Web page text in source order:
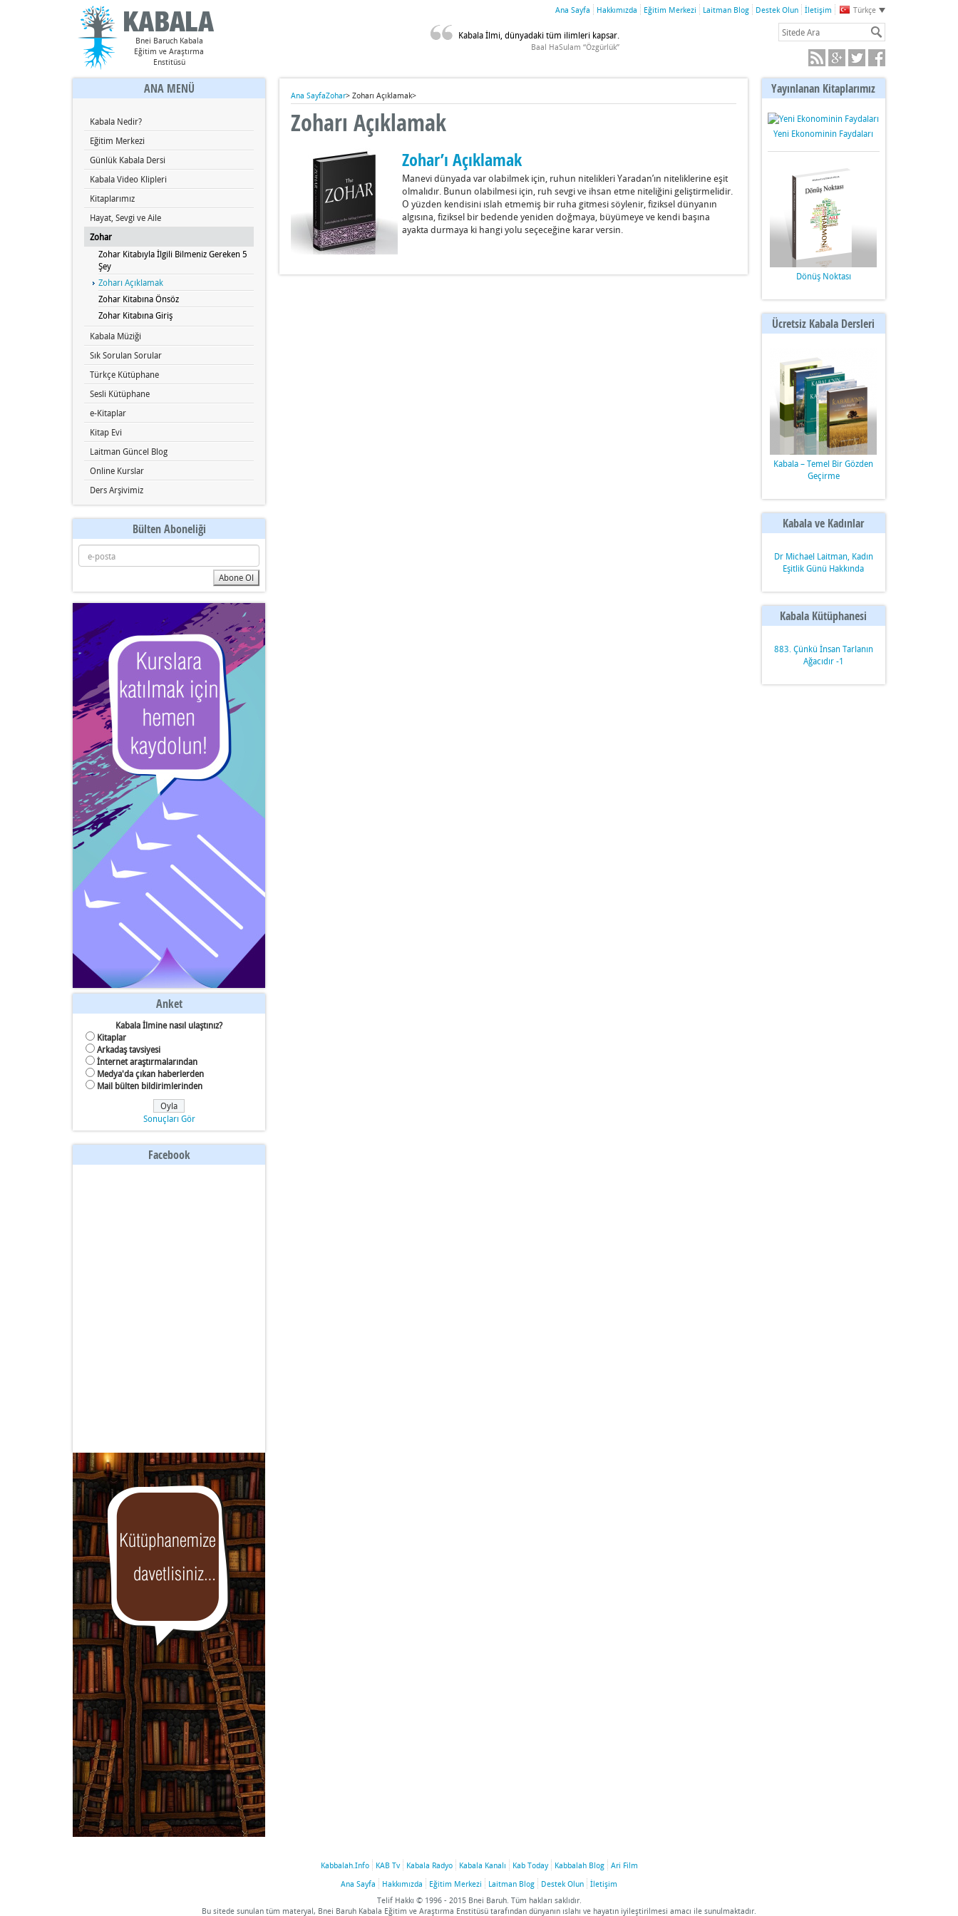
Bnei Baruch Kabala
Eğitim ve Araştırma
Enstitüsü
Türkçe
Ana Sayfa Hakkımızda Eğitim Merkezi Laitman Blog Destek Olun İletişim
Kabala İlmi, dünyadaki tüm ilimleri kapsar.
Baal HaSulam “Özgürlük”
ANA MENÜ
Kabala Nedir?
Eğitim Merkezi
Günlük Kabala Dersi
Kabala Video Klipleri
Kitaplarımız
Hayat, Sevgi ve Aile
Zohar
Zohar Kitabıyla İlgili Bilmeniz Gereken 5
Şey
Zoharı Açıklamak
Zohar Kitabına Önsöz
Zohar Kitabına Giriş
Kabala Müziği
Sık Sorulan Sorular
Türkçe Kütüphane
Sesli Kütüphane
e-Kitaplar
Kitap Evi
Laitman Güncel Blog
Online Kurslar
Ders Arşivimiz
Bülten Aboneliği
e-
posta
Anket
Kabala İlmine nasıl ulaştınız?
Kitaplar
Arkadaş tavsiyesi
İnternet araştırmalarından
Medya'da çıkan haberlerden
Mail bülten bildirimlerinden
Sonuçları Gör
Facebook
Ana Sayfa >
Zohar> Zoharı Açıklamak
Zoharı Açıklamak
Zohar’ı Açıklamak
Manevi dünyada var olabilmek için, ruhun nitelikleri Yaradan’ın niteliklerine eşit
olmalıdır. Bunun olabilmesi için, ruh sevgi ve ihsan etme niteliğini geliştirmelidir.
O yüzden kendisini ıslah etmemiş bir ruha gitmesi söylenir, fiziksel dünyanın
algısına, fiziksel bir bedende yeniden doğmaya, büyümeye ve kendi başına
ayakta durmaya ki hangi yolu seçeceğine karar versin.
Yayınlanan Kitaplarımız
Yeni Ekonominin Faydaları
Dönüş Noktası
Ücretsiz Kabala Dersleri
Kabala – Temel Bir Gözden
Geçirme
Kabala ve Kadınlar
Dr Michael Laitman, Kadın
Eşitlik Günü Hakkında
Kabala Kütüphanesi
883. Çünkü İnsan Tarlanın
Ağacıdır -1
Kabbalah.Info KAB Tv Kabala Radyo Kabala Kanalı Kab Today Kabbalah Blog
Ari Film
Ana Sayfa
Hakkımızda Eğitim Merkezi Laitman Blog Destek Olun İletişim
Telif Hakkı © 1996 - 2015 Bnei Baruh. Tüm hakları saklıdır.
Bu sitede sunulan tüm materyal, Bnei Baruh Kabala Eğitim ve Araştırma Enstitüsü tarafından dünyanın ıslahı ve hayatın iyileştirilmesi amacı ile sunulmaktadır.